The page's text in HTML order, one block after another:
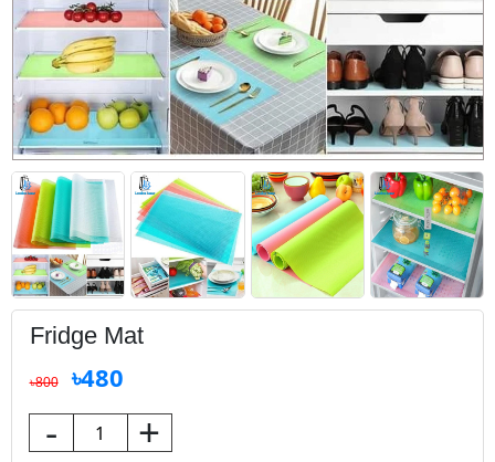
Fridge Mat
৳800 ৳480
- +